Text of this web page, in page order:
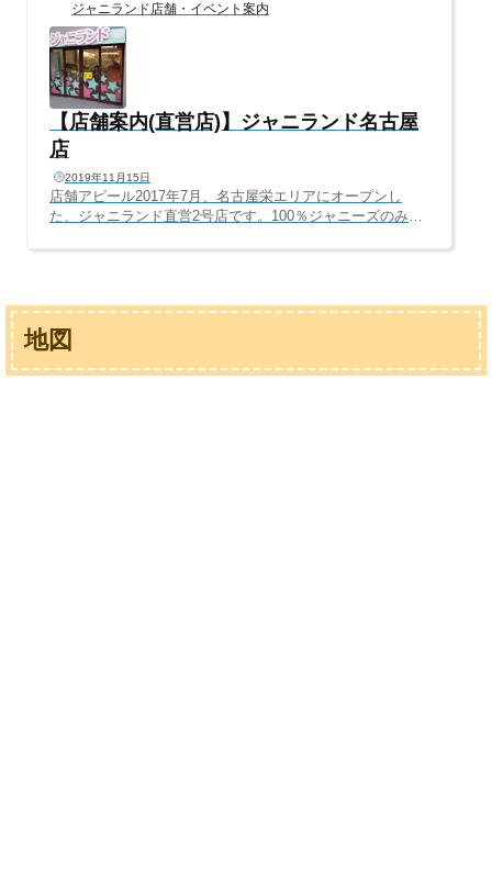
━いつもジャニ...
ジャニランド店舗・イベント案内
【店舗案内(直営店)】ジャニランド名古屋
店
2019年11月15日
店舗アピール2017年7月、名古屋栄エリアにオープンし
た、ジャニランド直営2号店です。100％ジャニーズのみを
ジャニーズグッズのみ。ジャニーズのみに特化したからこ
レゴランド、ジブリ好きのジブリパーク。ジャニランド
は、ジャニーズファンの夢の国、ディズニーランドを目指
します♫売り場面積、約50坪の店内は、心斎橋本店の約2
倍！嵐、関ジャニ∞、Hey!Say!JUMP、NEW...
地図